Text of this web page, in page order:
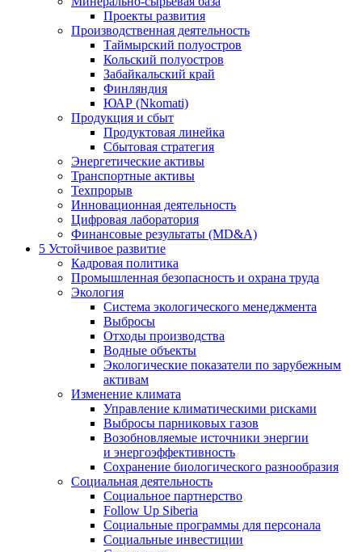
Проекты развития
Производственная деятельность
Таймырский полуостров
Кольский полуостров
Забайкальский край
Финляндия
ЮАР (Nkomati)
Продукция и сбыт
Продуктовая линейка
Сбытовая стратегия
Энергетические активы
Транспортные активы
Техпрорыв
Инновационная деятельность
Цифровая лаборатория
Финансовые результаты (MD&A)
5 Устойчивое развитие
Кадровая политика
Промышленная безопасность и охрана труда
Экология
Система экологического менеджмента
Выбросы
Отходы производства
Водные объекты
Экологические показатели по зарубежным
активам
Изменение климата
Управление климатическими рисками
Выбросы парниковых газов
Возобновляемые источники энергии
и энергоэффективность
Сохранение биологического разнообразия
Социальная деятельность
Социальное партнерство
Follow Up Siberia
Социальные программы для персонала
Социальные инвестиции